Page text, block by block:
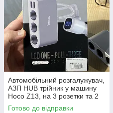
Автомобільний розгалужувач,
АЗП HUB трійник у машину
Hoco Z13, на 3 розетки та 2
USB 2.1A з дисплеєм
Готово до відправки